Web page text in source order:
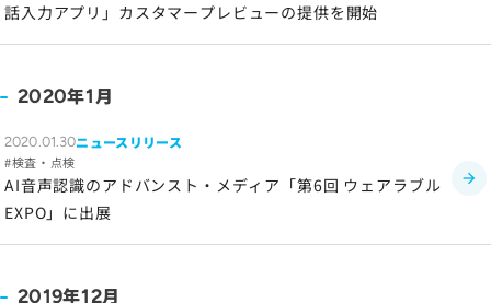
話入力アプリ」カスタマープレビューの提供を開始
2020年1月
2020.01.30ニュースリリース
検査・点検
AI音声認識のアドバンスト・メディア「第6回 ウェアラブル
EXPO」に出展
2019年12月